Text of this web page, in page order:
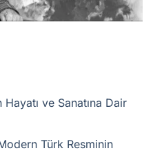
Hayatı ve Sanatına Dair
Türk Resminin